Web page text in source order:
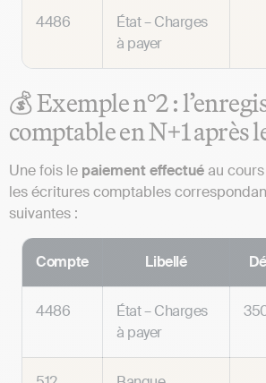
4486
État – Charges
à payer
💰 Exemple n°2 :
comptable en N+1 après
Une fois le paiement effectuéau
les écritures comptables
suivantes :
Compte Libellé
4486
État – Charges
à payer